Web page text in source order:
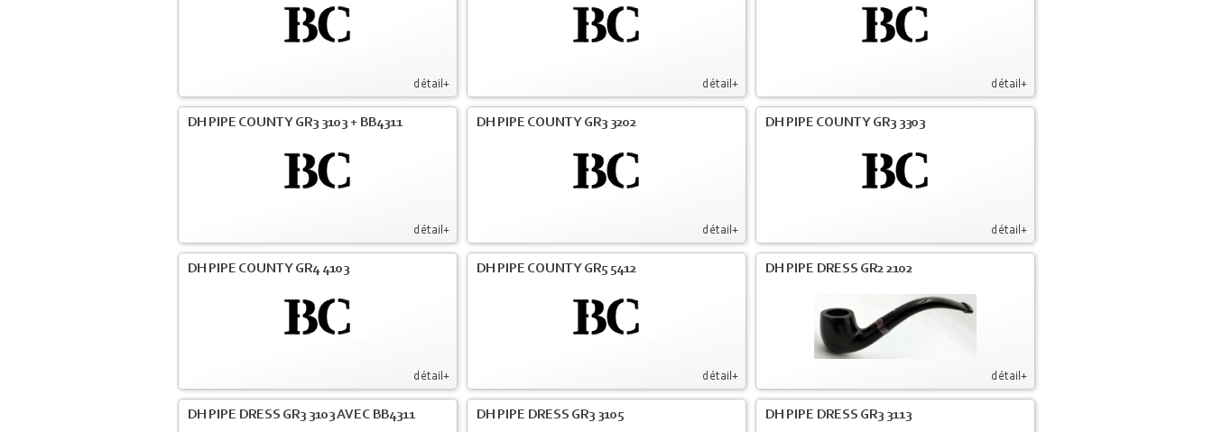
détail+ détail+ détail+
détail+
DH PIPE COUNTY GR3 3103 + BB4311
détail+
DH PIPE COUNTY GR3 3202
détail+
DH PIPE COUNTY GR3 3303
détail+
DH PIPE COUNTY GR4 4103
détail+
DH PIPE COUNTY GR5 5412
détail+
DH PIPE DRESS GR2 2102
DH PIPE DRESS GR3 3103 AVEC BB4311 DH PIPE DRESS GR3 3105 DH PIPE DRESS GR3 3113